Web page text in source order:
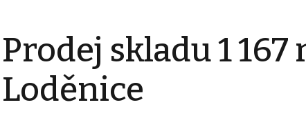
Prodej skladu 1 167
Loděnice